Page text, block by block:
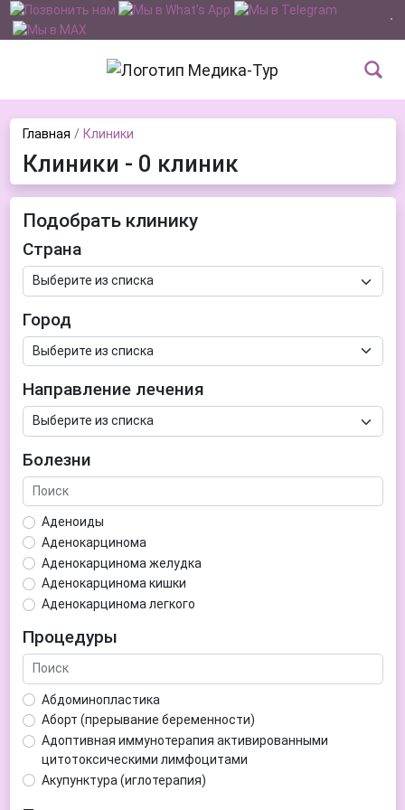
Главная Клиники
Клиники - 0 клиник
Подобрать клинику
Страна
Город
Направление лечения
Болезни
Аденоиды
Аденокарцинома
Аденокарцинома желудка
Аденокарцинома кишки
Аденокарцинома легкого
Аденома гипофиза
Аденома простаты
Аденома щитовидной железы
Аденомиоз
Адентия
Азооспермия
Акне (угри)
Алкоголизм
Процедуры
Абдоминопластика
Аборт (прерывание беременности)
Адоптивная иммунотерапия активированными
цитотоксическими лимфоцитами
Акупунктура (иглотерапия)